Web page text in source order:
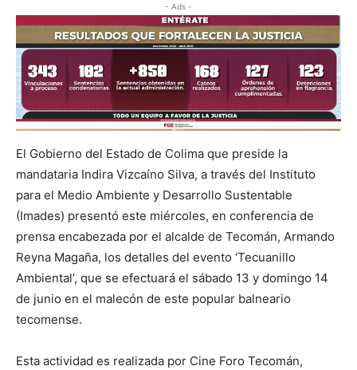
- Ads -
El Gobierno del Estado de Colima que preside la
mandataria Indira Vizcaíno Silva, a través del Instituto
para el Medio Ambiente y Desarrollo Sustentable
(Imades) presentó este miércoles, en conferencia de
prensa encabezada por el alcalde de Tecomán, Armando
Reyna Magaña, los detalles del evento ‘Tecuanillo
Ambiental’, que se efectuará el sábado 13 y domingo 14
de junio en el malecón de este popular balneario
tecomense.
Esta actividad es realizada por Cine Foro Tecomán,